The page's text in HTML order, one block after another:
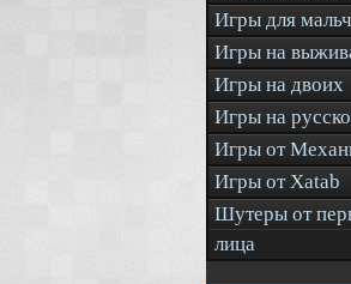
Игры для
Игры на
Игры на двоих
Игры на
Игры от
Игры от Xatab
Шутеры от
лица